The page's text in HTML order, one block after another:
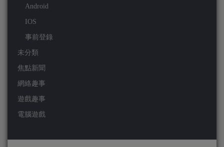
Android
IOS
事前登錄
未分類
焦點新聞
網絡趣事
遊戲趣事
電腦遊戲